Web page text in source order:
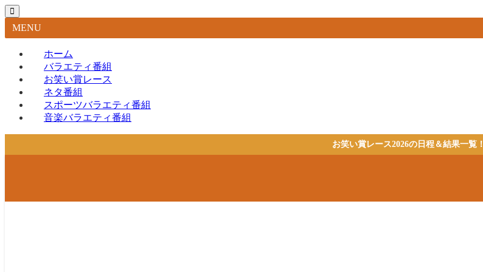
MENU
ホーム
バラエティ番組
お笑い賞レース
ネタ番組
スポーツバラエティ番組
音楽バラエティ番組
お笑い賞レース2026の日程＆結果一覧！